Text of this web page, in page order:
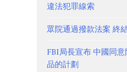
違法犯罪線索
眾院通過撥款法案 終
FBI局長宣布 中國同
品的計劃